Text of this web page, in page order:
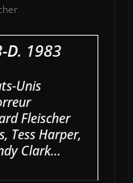
D. 1983
Unis
Fleischer
Tess Harper,
Clark…